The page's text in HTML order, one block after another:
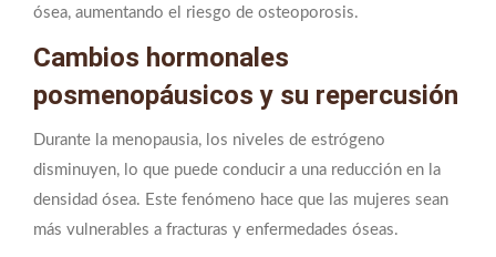
ósea, aumentando el riesgo de osteoporosis.
Cambios hormonales
posmenopáusicos y su repercusión
Durante la menopausia, los niveles de estrógeno
disminuyen, lo que puede conducir a una reducción en la
densidad ósea. Este fenómeno hace que las mujeres sean
más vulnerables a fracturas y enfermedades óseas.